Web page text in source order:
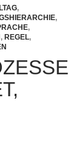
,
,
,
, REGEL,